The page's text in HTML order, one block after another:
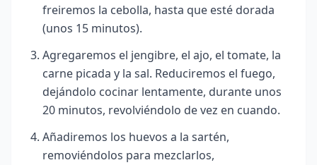
freiremos la cebolla, hasta que esté dorada
(unos 15 minutos).
Agregaremos el jengibre, el ajo, el tomate, la
carne picada y la sal. Reduciremos el fuego,
dejándolo cocinar lentamente, durante unos
20 minutos, revolviéndolo de vez en cuando.
Añadiremos los huevos a la sartén,
removiéndolos para mezclarlos,